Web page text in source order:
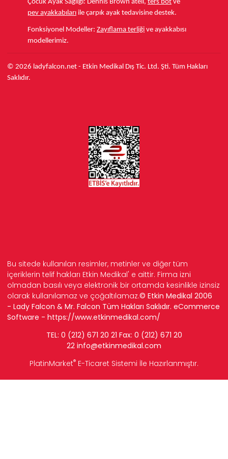
Çocuk Ayak Sağlığı: Dennis Brown ateli, ters bot ve
pev ayakkabıları ile çarpık ayak tedavisine destek.
Fonksiyonel Modeller: Zayıflama terliği ve ayakkabısı
modellerimiz.
© 2026 ladyfalcon.net - Etkin Medikal Dış Tic. Ltd. Şti. Tüm Hakları
Saklıdır.
Bu sitede kullanılan resimler, metinler ve diğer tüm
içeriklerin telif hakları Etkin Medikal' e aittir. Firma izni
olmadan basılı veya elektronik bir ortamda kesinlikle izinsiz
olarak kullanılamaz ve çoğaltılamaz.© Etkin Medikal 2006
- Lady Falcon & Mr. Falcon Tüm Hakları Saklıdır. eCommerce
Software - https://www.etkinmedikal.com/
TEL: 0 (212) 671 20 21 Fax: 0 (212) 671 20
22 info@etkinmedikal.com
PlatinMarket® E-Ticaret Sistemi İle Hazırlanmıştır.